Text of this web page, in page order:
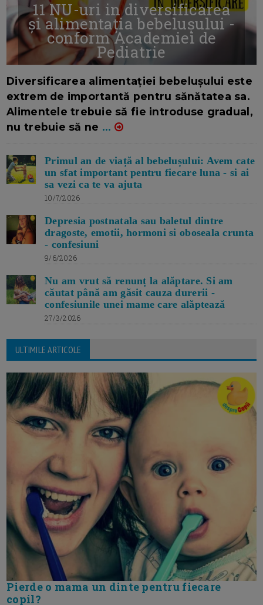
11 NU-uri in diversificarea
și alimentația bebelușului -
conform Academiei de
Pediatrie
Diversificarea alimentației bebelușului este
extrem de importantă pentru sănătatea sa.
Alimentele trebuie să fie introduse gradual,
nu trebuie să ne ...
Primul an de viață al bebelușului: Avem cate
un sfat important pentru fiecare luna - si ai
sa vezi ca te va ajuta
10/7/2026
Depresia postnatala sau baletul dintre
dragoste, emotii, hormoni si oboseala crunta
- confesiuni
9/6/2026
Nu am vrut să renunț la alăptare. Si am
căutat până am găsit cauza durerii -
confesiunile unei mame care alăptează
27/3/2026
ULTIMILE ARTICOLE
Pierde o mama un dinte pentru fiecare
copil?